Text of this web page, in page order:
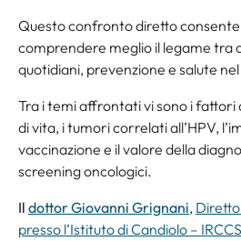
Questo confronto diretto consente
comprendere meglio il legame
quotidiani, prevenzione e salute
Tra i temi affrontati vi sono i fattori
di vita, i tumori correlati all’HPV,
vaccinazione e il valore della
screening oncologici.
Il dottor Giovanni Grignani,
presso l’Istituto di Candiolo – IRCCS